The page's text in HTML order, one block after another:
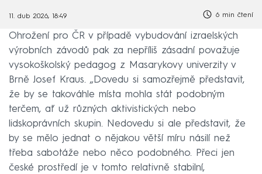
11. dub 2026, 18:49 6 min čtení
Ohrožení pro ČR v případě vybudování izraelských
výrobních závodů pak za nepříliš zásadní považuje
vysokoškolský pedagog z Masarykovy univerzity v
Brně Josef Kraus. „Dovedu si samozřejmě představit,
že by se takováhle místa mohla stát podobným
terčem, ať už různých aktivistických nebo
lidskoprávních skupin. Nedovedu si ale představit, že
by se mělo jednat o nějakou větší míru násilí než
třeba sabotáže nebo něco podobného. Přeci jen
české prostředí je v tomto relativně stabilní,